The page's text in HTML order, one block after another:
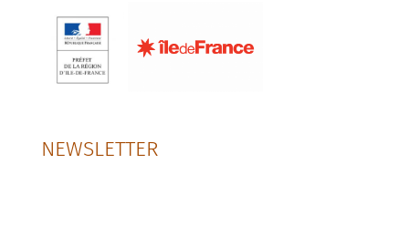
NEWSLETTER